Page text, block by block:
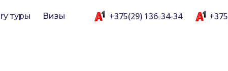
туры +375(29) 136-34-34
Визы